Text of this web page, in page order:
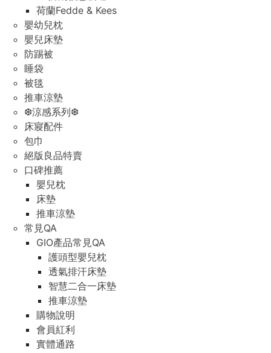
荷蘭Fedde & Kees
嬰幼兒枕
嬰兒床墊
防踢被
睡袋
被毯
推車涼墊
❆涼感系列❆
床寢配件
包巾
絕版良品特賣
口碑推薦
嬰兒枕
床墊
推車涼墊
常見QA
GIO產品常見QA
護頭型嬰兒枕
透氣排汗床墊
智慧二合一床墊
推車涼墊
購物說明
會員紅利
實體通路